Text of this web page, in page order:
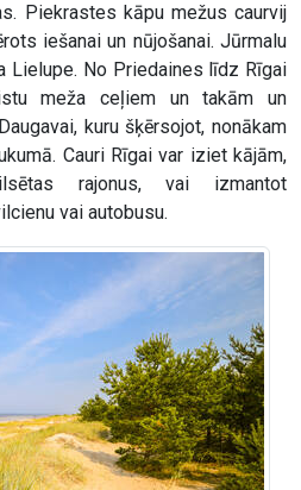
Piekrastes kāpu mežus caurvij
iešanai un nūjošanai. Jūrmalu
Lielupe. No Priedaines līdz Rīgai
meža ceļiem un takām un
kuru šķērsojot, nonākam
Cauri Rīgai var iziet kājām,
rajonus, vai izmantot
vai autobusu.